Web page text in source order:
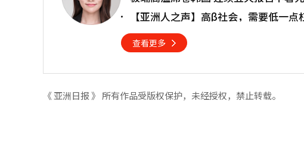
【亚洲人之声】高β社会，需要低一点
查看更多
《 亚洲日报 》 所有作品受版权保护，未经授权，禁止转载。